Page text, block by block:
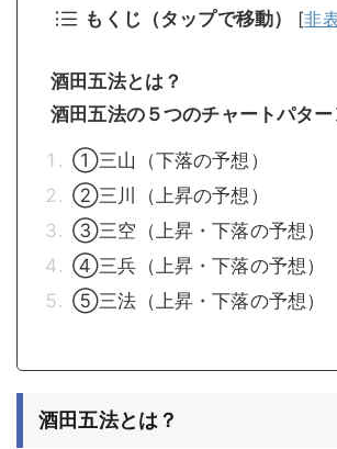
もくじ（タップで移動） [非
酒田五法とは？
酒田五法の５つのチャートパター
①三山（下落の予想）
②三川（上昇の予想）
③三空（上昇・下落の予想）
④三兵（上昇・下落の予想）
⑤三法（上昇・下落の予想）
酒田五法とは？